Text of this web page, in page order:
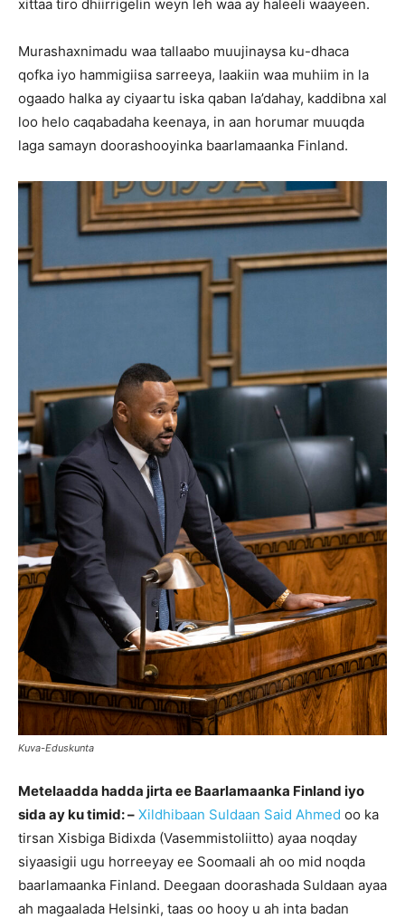
xittaa tiro dhiirrigelin weyn leh waa ay haleeli waayeen.
Murashaxnimadu waa tallaabo muujinaysa ku-dhaca
qofka iyo hammigiisa sarreeya, laakiin waa muhiim in la
ogaado halka ay ciyaartu iska qaban la’dahay, kaddibna xal
loo helo caqabadaha keenaya, in aan horumar muuqda
laga samayn doorashooyinka baarlamaanka Finland.
Kuva-Eduskunta
Metelaadda hadda jirta ee Baarlamaanka Finland iyo
sida ay ku timid: – Xildhibaan Suldaan Said Ahmed oo ka
tirsan Xisbiga Bidixda (Vasemmistoliitto) ayaa noqday
siyaasigii ugu horreeyay ee Soomaali ah oo mid noqda
baarlamaanka Finland. Deegaan doorashada Suldaan ayaa
ah magaalada Helsinki, taas oo hooy u ah inta badan